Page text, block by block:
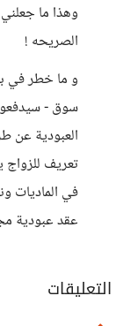
وهذا ما
الصريحه !
و ما خطر في
سوق - سيدفعوا
العبودية عن
تعريف للزواج
في الماديات
عقد عبودية
التعليقات